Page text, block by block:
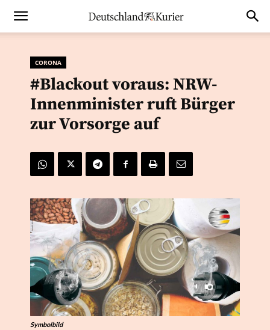
CORONA
#Blackout voraus: NRW-
Innenminister ruft Bürger
zur Vorsorge auf
Symbolbild